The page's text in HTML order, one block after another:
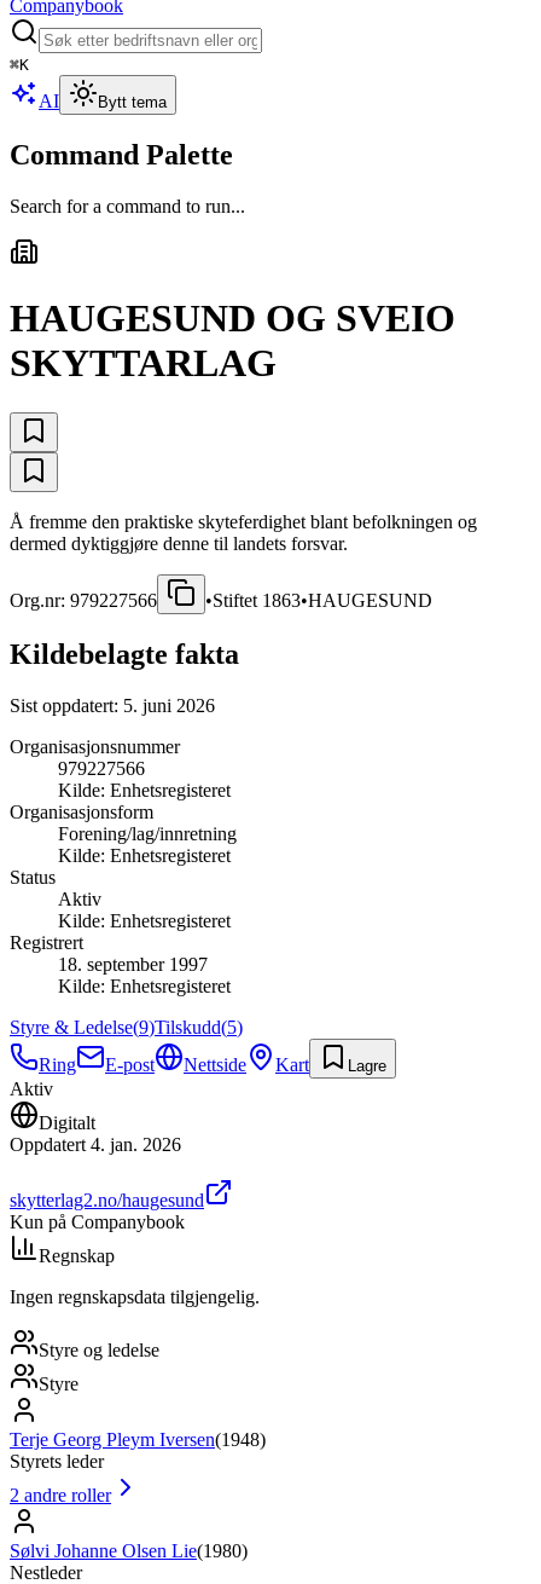
Companybook
⌘K
AI Bytt tema
Command Palette
Search for a command to run...
HAUGESUND OG SVEIO
SKYTTARLAG
Å fremme den praktiske skyteferdighet blant befolkningen og
dermed dyktiggjøre denne til landets forsvar.
Org.nr: 979227566 •Stiftet 1863•HAUGESUND
Kildebelagte fakta
Sist oppdatert: 5. juni 2026
Organisasjonsnummer
979227566
Kilde: Enhetsregisteret
Organisasjonsform
Forening/lag/innretning
Kilde: Enhetsregisteret
Status
Aktiv
Kilde: Enhetsregisteret
Registrert
18. september 1997
Kilde: Enhetsregisteret
Styre & Ledelse(9)Tilskudd(5)
Ring
E-post Nettside Kart Lagre
Aktiv
Digitalt
Oppdatert 4. jan. 2026
skytterlag2.no/haugesund
Kun på Companybook
Regnskap
Ingen regnskapsdata tilgjengelig.
Styre og ledelse
Styre
Terje Georg Pleym Iversen(1948)
Styrets leder
2 andre roller
Sølvi Johanne Olsen Lie(1980)
Nestleder